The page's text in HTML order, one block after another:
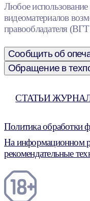
Любое
видеоматериалов
правообладателя
Сообщить об
Обращение в
СТАТЬИ
Политика обработки
На информационном
рекомендательные